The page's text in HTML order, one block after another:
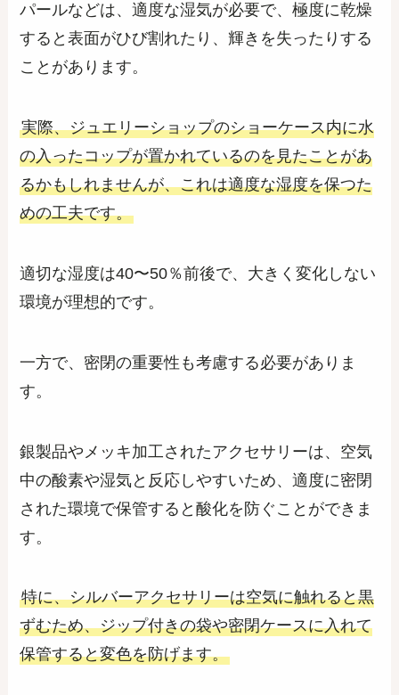
パールなどは、適度な湿気が必要で、極度に乾燥
すると表面がひび割れたり、輝きを失ったりする
ことがあります。
実際、ジュエリーショップのショーケース内に水
の入ったコップが置かれているのを見たことがあ
るかもしれませんが、これは適度な湿度を保つた
めの工夫です。
適切な湿度は40〜50％前後で、大きく変化しない
環境が理想的です。
一方で、密閉の重要性も考慮する必要がありま
す。
銀製品やメッキ加工されたアクセサリーは、空気
中の酸素や湿気と反応しやすいため、適度に密閉
された環境で保管すると酸化を防ぐことができま
す。
特に、シルバーアクセサリーは空気に触れると黒
ずむため、ジップ付きの袋や密閉ケースに入れて
保管すると変色を防げます。